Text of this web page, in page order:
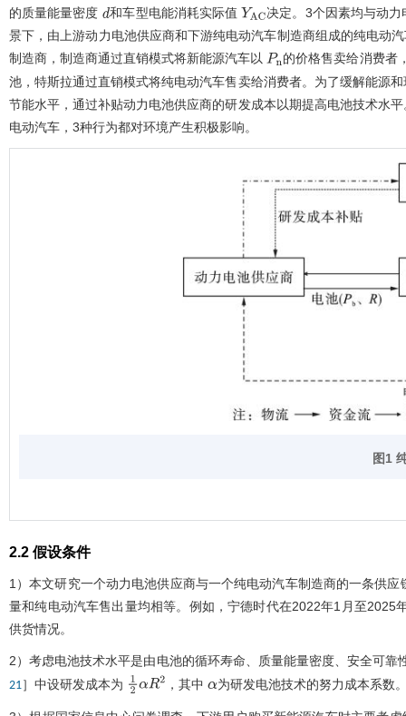
的质量能量密度 d和车型电能消耗实际值 YAC决定。3个因素均与动
景下，由上游动力电池供应商和下游纯电动汽车制造商组成的纯电动
制造商，制造商通过直销模式将新能源汽车以 Pn的价格售卖给消费者
池，特斯拉通过直销模式将纯电动汽车售卖给消费者。为了缓解能源
节能水平，通过补贴动力电池供应商的研发成本以期提高电池技术水
电动汽车，3种行为都对环境产生积极影响。
图1
2.2 假设条件
1）本文研究一个动力电池供应商与一个纯电动汽车制造商的一条供
量和纯电动汽车售出量均相等。例如，宁德时代在2022年1月至
供货情况。
2）考虑电池技术水平是由电池的循环寿命、质量能量密度、安全可
21］中设研发成本为 12αR2 ，其中 α 为研发电池技术的努力成本系数